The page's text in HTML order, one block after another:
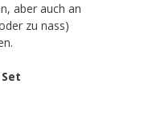
aber auch an
zu nass)